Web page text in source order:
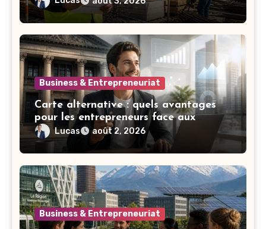
Business & Entrepreneuriat
Carte alternative : quels avantages
pour les entrepreneurs face aux
banques classiques ?
Lucas août 2, 2026
Business & Entrepreneuriat